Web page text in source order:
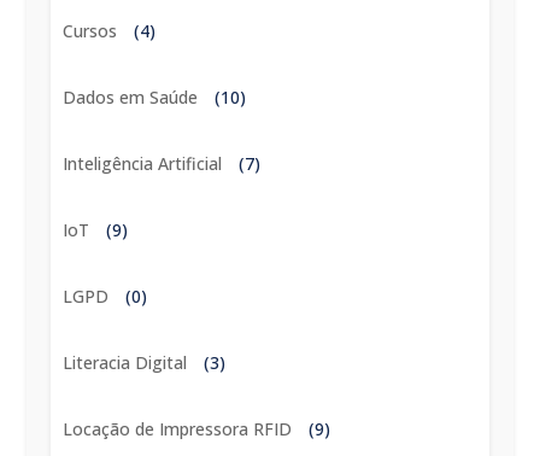
Cursos (4)
Dados em Saúde (10)
Inteligência Artificial (7)
IoT (9)
LGPD (0)
Literacia Digital (3)
Locação de Impressora RFID (9)